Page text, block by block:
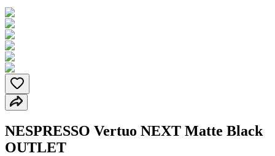
NESPRESSO Vertuo NEXT Matte Black
OUTLET